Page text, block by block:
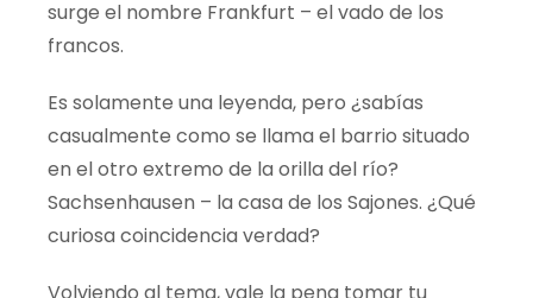
surge el nombre Frankfurt – el vado de los
francos.
Es solamente una leyenda, pero ¿sabías
casualmente como se llama el barrio situado
en el otro extremo de la orilla del río?
Sachsenhausen – la casa de los Sajones. ¿Qué
curiosa coincidencia verdad?